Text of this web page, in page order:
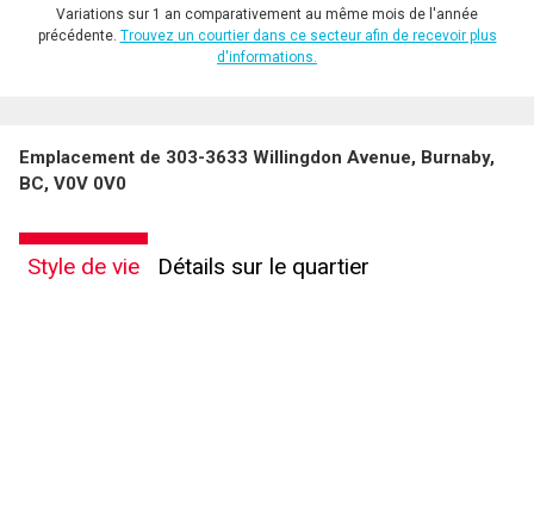
Variations sur 1 an comparativement au même mois de l'année
précédente. Trouvez un courtier dans ce secteur afin de recevoir plus
d'informations.
Emplacement de 303-3633 Willingdon Avenue, Burnaby,
BC, V0V 0V0
Style de vie Détails sur le quartier